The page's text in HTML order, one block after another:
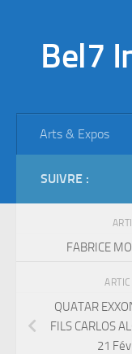
Bel7
Arts & Expos
SUIVRE :
FABRICE
QUATAR
FILS CARLOS
21